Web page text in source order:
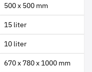
500 x 500 mm
15 liter
10 liter
670 x 780 x 1000 mm